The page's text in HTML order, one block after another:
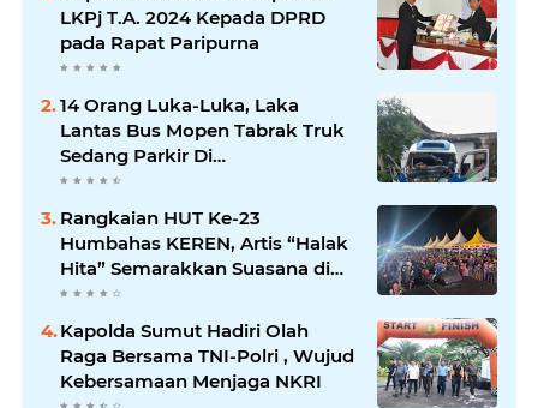
LKPj T.A. 2024 Kepada DPRD
pada Rapat Paripurna
14 Orang Luka-Luka, Laka
Lantas Bus Mopen Tabrak Truk
Sedang Parkir Di
Siborongborong
Rangkaian HUT Ke-23
Humbahas KEREN, Artis “Halak
Hita” Semarakkan Suasana di
Bukit Inspirasi
Kapolda Sumut Hadiri Olah
Raga Bersama TNI-Polri , Wujud
Kebersamaan Menjaga NKRI